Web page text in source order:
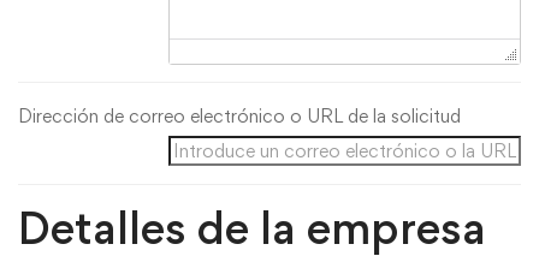
Dirección de correo electrónico o URL de la solicitud
Detalles de la empresa